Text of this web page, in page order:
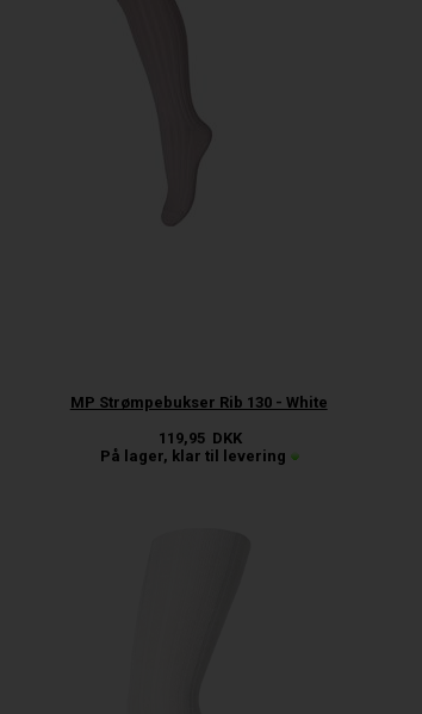
MP Strømpebukser Rib 130 - White
119,95 DKK
På lager, klar til levering